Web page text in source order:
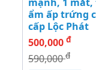
ẩm ấp trứng
cấp Lộc Phát
500,000 đ
590,000đ